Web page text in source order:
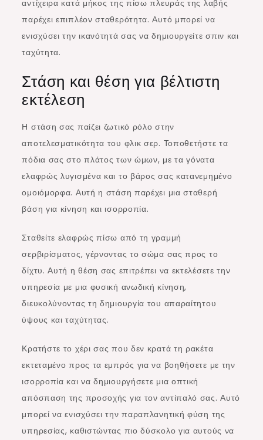
αντίχειρα κατά μήκος της πίσω πλευράς της λαβής
παρέχει επιπλέον σταθερότητα. Αυτό μπορεί να
ενισχύσει την ικανότητά σας να δημιουργείτε σπιν και
ταχύτητα.
Στάση και θέση για βέλτιστη
εκτέλεση
Η στάση σας παίζει ζωτικό ρόλο στην
αποτελεσματικότητα του φλικ σερ. Τοποθετήστε τα
πόδια σας στο πλάτος των ώμων, με τα γόνατα
ελαφρώς λυγισμένα και το βάρος σας κατανεμημένο
ομοιόμορφα. Αυτή η στάση παρέχει μια σταθερή
βάση για κίνηση και ισορροπία.
Σταθείτε ελαφρώς πίσω από τη γραμμή
σερβιρίσματος, γέρνοντας το σώμα σας προς το
δίχτυ. Αυτή η θέση σας επιτρέπει να εκτελέσετε την
υπηρεσία με μια φυσική ανωδική κίνηση,
διευκολύνοντας τη δημιουργία του απαραίτητου
ύψους και ταχύτητας.
Κρατήστε το χέρι σας που δεν κρατά τη ρακέτα
εκτεταμένο προς τα εμπρός για να βοηθήσετε με την
ισορροπία και να δημιουργήσετε μια οπτική
απόσπαση της προσοχής για τον αντίπαλό σας. Αυτό
μπορεί να ενισχύσει την παραπλανητική φύση της
υπηρεσίας, καθιστώντας πιο δύσκολο για αυτούς να